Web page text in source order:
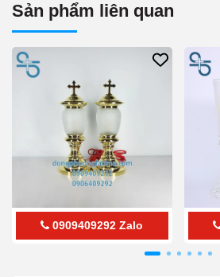
Sản phẩm liên quan
0909409292 Zalo